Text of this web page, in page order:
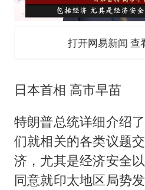
打开网易新闻 查
日本首相 高市早苗
特朗普总统详细介绍
们就相关的各类议题
济，尤其是经济安全
同意就印太地区局势